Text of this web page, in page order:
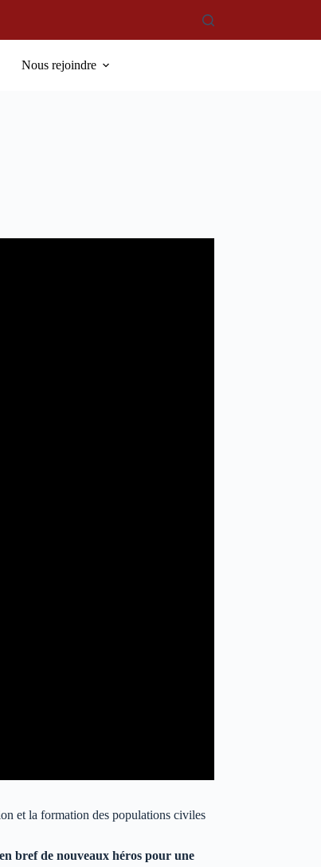
Nous rejoindre
et la formation des populations civiles
bref de nouveaux héros pour une